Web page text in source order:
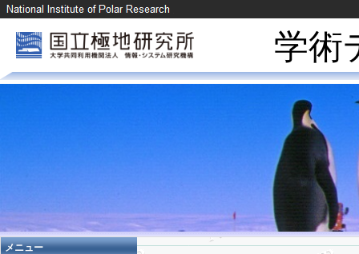
学術
メニュー